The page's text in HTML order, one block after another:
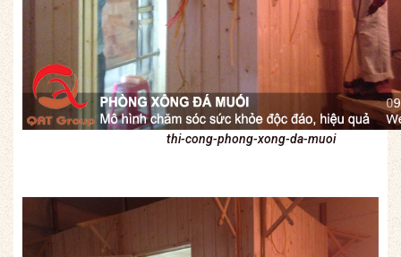
thi-cong-phong-xong-da-muoi